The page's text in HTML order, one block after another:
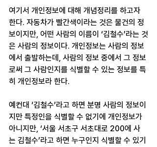
여기서 개인정보에 대해 개념정리를 하고자
한다. 자동차가 빨간색이라는 것은 물건의 정
보이지만, 어떤 사람의 이름이 ‘김철수’라는 것
은 사람의 정보이다. 개인정보는 사람의 정보
에서 출발하는데, 사람의 정보 중에서 그 정보
로써 그 사람인지를 식별할 수 있는 정보를 특
히 개인정보라 한다.
예컨대 ‘김철수’라고 하면 분명 사람의 정보이
지만 특정인을 식별할 수 없기에 개인정보가
아니지만, ‘서울 서초구 서초대로 200에 사
는 김철수’라고 하면 누구인지 식별할 수 있기